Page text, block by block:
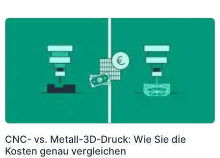
CNC- vs. Metall-3D-Druck: Wie Sie die
Kosten genau vergleichen